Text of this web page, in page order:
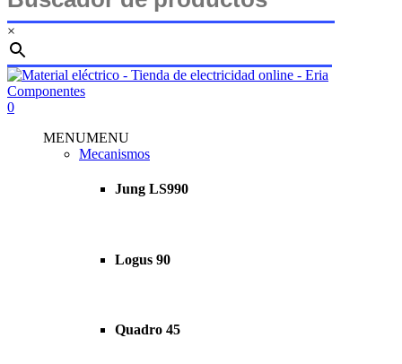
×
Cerrar
búsqueda
buscar
account
0
MENUMENU
Mecanismos
Jung LS990
Logus 90
Quadro 45